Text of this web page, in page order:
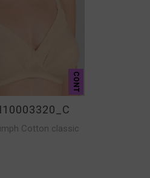
CONT
Cotton classic